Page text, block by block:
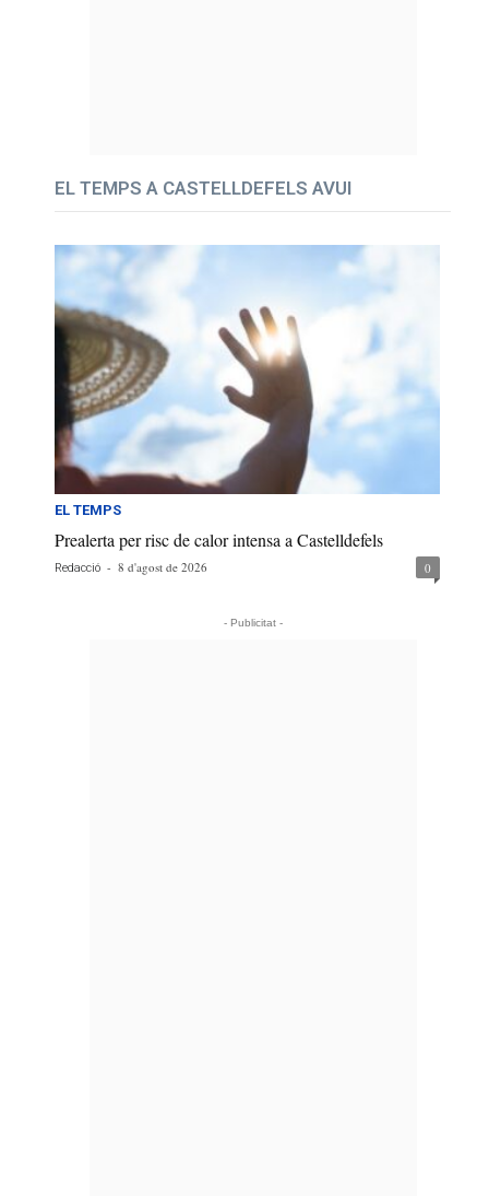
EL TEMPS A CASTELLDEFELS AVUI
EL TEMPS
Prealerta per risc de calor intensa a Castelldefels
Redacció - 8 d'agost de 2026 0
- Publicitat -